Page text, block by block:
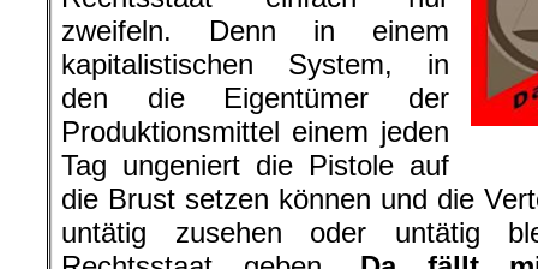
zweifeln. Denn in einem
kapitalistischen System, in
den die Eigentümer der
Produktionsmittel einem jeden
Tag ungeniert die Pistole auf
die Brust setzen können und die
untätig zusehen oder untätig